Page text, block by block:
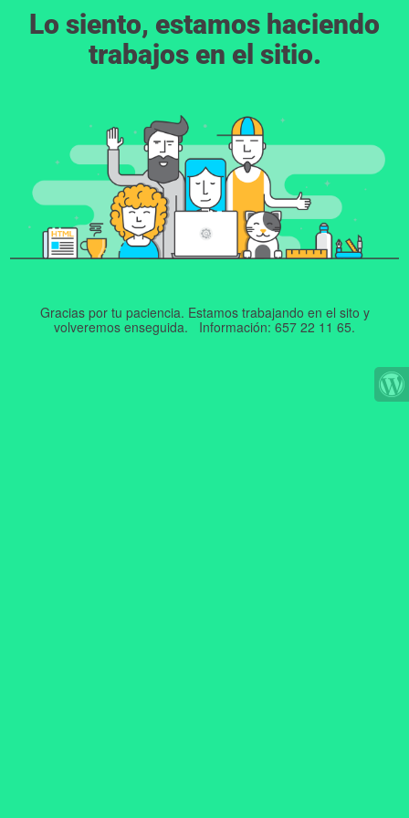
Lo siento, estamos haciendo
trabajos en el sitio.
Gracias por tu paciencia. Estamos trabajando en el sito y
volveremos enseguida. Información: 657 22 11 65.